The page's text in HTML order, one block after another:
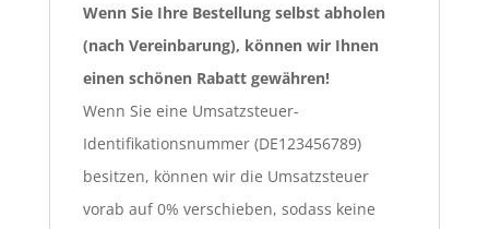
Wenn Sie Ihre Bestellung selbst abholen
(nach Vereinbarung), können wir Ihnen
einen schönen Rabatt gewähren!
Wenn Sie eine Umsatzsteuer-
Identifikationsnummer (DE123456789)
besitzen, können wir die Umsatzsteuer
vorab auf 0% verschieben, sodass keine